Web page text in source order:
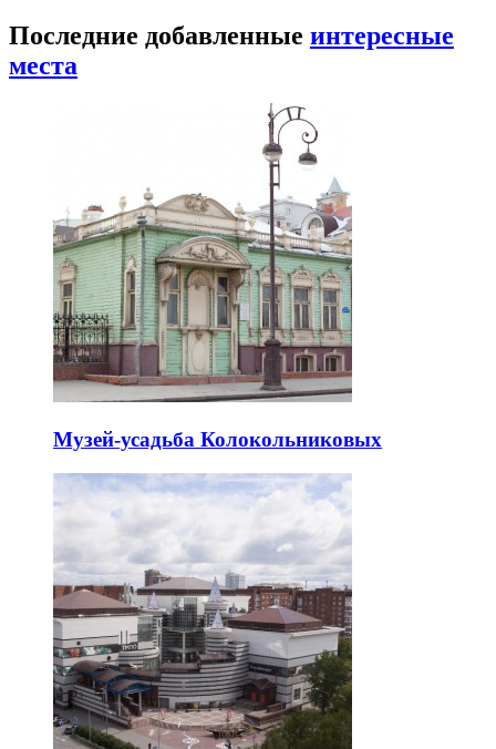
Последние добавленные интересные
места
Музей-усадьба Колокольниковых